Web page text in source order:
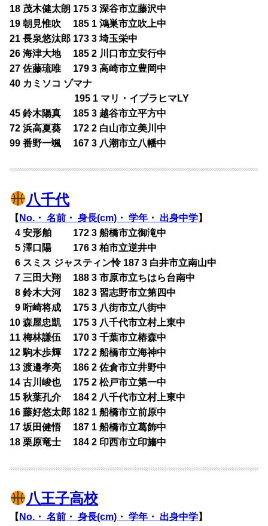
18 茂木健太朗 175 3 深谷市立藤沢中
19 朝見惟吹 185 1 鴻巣市立吹上中
21 長泉悠汰郎 173 3 埼玉栄中
26 海津大地 185 2 川口市立安行中
27 佐藤琉唯 179 3 高崎市立豊岡中
40 カミソコ ゾマナ
195 1 マリ・イブラヒマLY
45 鈴木陽真 185 3 越谷市立平方中
72 浜高夏葵 172 2 白山市立美川中
99 番野一颯 167 3 八潮市立八幡中
八千代
【 No.・ 名前・ 身長(cm)・ 学年・ 出身中学】
04 安形舶 172 3 船橋市立御滝中
05 澤口陽 176 3 柏市立逆井中
06 スミス ジャスティン怜 187 3 白井市立南山中
07 三田大翔 188 3 市原市立ちはら台南中
08 鈴木大河 182 3 習志野市立第四中
09 哘崎将成 175 3 八街市立八街中
10 森屋忠凱 175 3 八千代市立村上東中
11 梅林謙伍 170 3 千葉市立椿森中
12 駒木歩輝 172 2 船橋市立海神中
13 渡邉孝亮 186 2 佐倉市立井野中
14 古川峻也 175 2 松戸市立第一中
15 秋葉孔介 184 2 八千代市立村上東中
16 藤好悠太郎 182 1 船橋市立前原中
17 坂田健悟 187 1 船橋市立葛飾中
18 栗原竜士 184 2 印西市立印旛中
八王子高校
【 No.・ 名前・ 身長(cm)・ 学年・ 出身中学】